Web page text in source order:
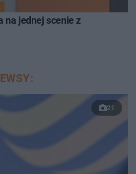
na jednej scenie z
21